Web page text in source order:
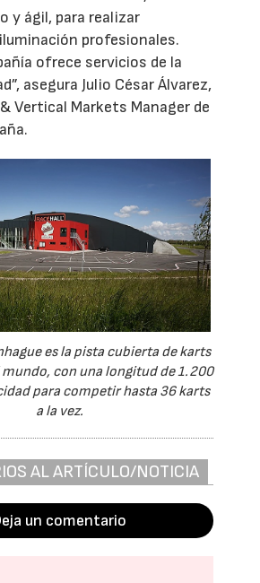
y ágil, para realizar
profesionales.
ofrece servicios de la
asegura Julio César Álvarez,
Vertical Markets Manager de
es la pista cubierta de karts
mundo, con una longitud de 1.200
para competir hasta 36 karts
a la vez.
AL ARTÍCULO/NOTICIA
un comentario